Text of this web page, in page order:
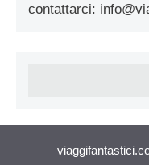
contattarci: